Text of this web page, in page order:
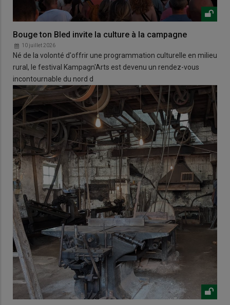
Bouge ton Bled invite la culture à la campagne
10 juillet 2026
Né de la volonté d'offrir une programmation culturelle en milieu
rural, le festival Kampagn'Arts est devenu un rendez-vous
incontournable du nord d